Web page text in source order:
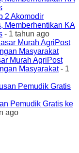
2 Akomodir
Memberhentikan KA
- 1 tahun ago
Murah AgriPost
Masyarakat- 1
Pemudik Gratis ke
ago